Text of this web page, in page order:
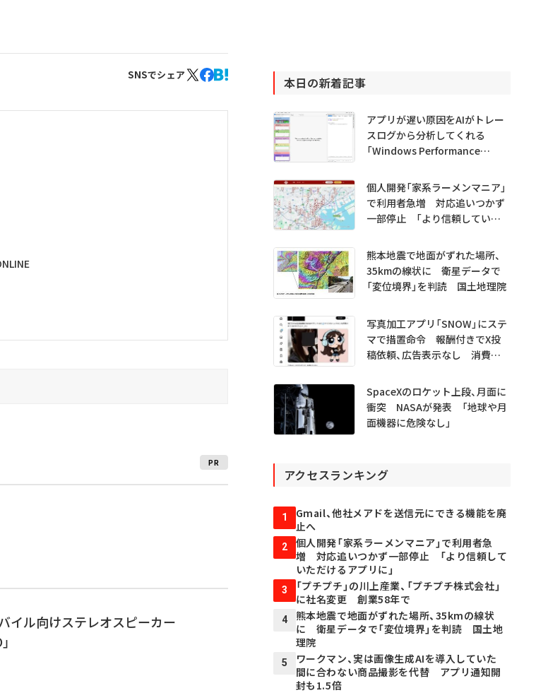
SNSでシェア
PR
イル向けステレオスピーカー
本日の新着記事
アプリが遅い原因をAIがトレー
スログから分析してくれる
「Windows Performance
プレビュー公開
個人開発「家系ラーメンマニア」
で利用者急増 対応追いつかず
一部停止 「より信頼していた
熊本地震で地面がずれた場所、
35kmの線状に 衛星データで
「変位境界」を判読 国土地理院
写真加工アプリ「SNOW」にステ
マで措置命令 報酬付きでX投
稿依頼、広告表示なし 消費者
SpaceXのロケット上段、月面に
衝突 NASAが発表 「地球や月
面機器に危険なし」
アクセスランキング
1
Gmail、他社メアドを送信元にできる機能を廃
止へ
2
個人開発「家系ラーメンマニア」で利用者急
増 対応追いつかず一部停止 「より信頼して
いただけるアプリに」
3
「プチプチ」の川上産業、「プチプチ株式会社」
に社名変更 創業58年で
4
熊本地震で地面がずれた場所、35kmの線状
に 衛星データで「変位境界」を判読 国土地
理院
5
ワークマン、実は画像生成AIを導入していた
間に合わない商品撮影を代替 アプリ通知開
封も1.5倍